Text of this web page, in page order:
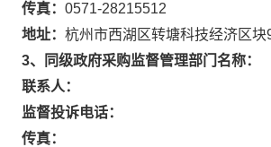
传真： 0571-28215512
地址： 杭州市西湖区转塘科技经济区块
3、同级政府采购监督管理部门名称：
联系人：
监督投诉电话：
传真：